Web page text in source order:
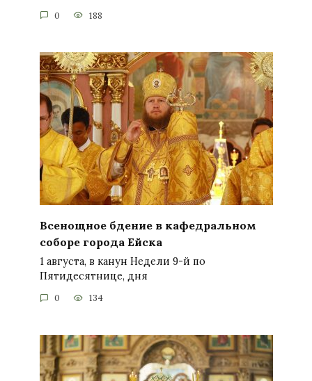
0 188
Всенощное бдение в кафедральном
соборе города Ейска
1 августа, в канун Недели 9-й по
Пятидесятнице, дня
0 134